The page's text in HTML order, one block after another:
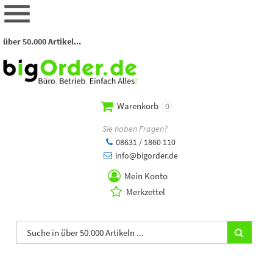
über 50.000 Artikel...
Warenkorb 0
Sie haben Fragen?
08631 / 1860 110
info@bigorder.de
Mein Konto
Merkzettel